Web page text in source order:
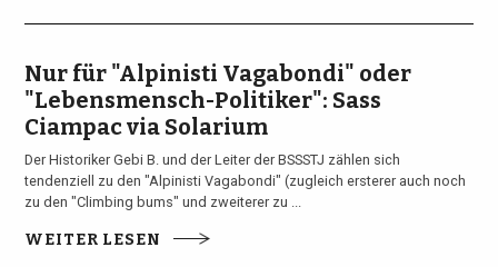
Nur für "Alpinisti Vagabondi" oder
"Lebensmensch-Politiker": Sass
Ciampac via Solarium
Der Historiker Gebi B. und der Leiter der BSSSTJ zählen sich
tendenziell zu den "Alpinisti Vagabondi" (zugleich ersterer auch noch
zu den "Climbing bums" und zweiterer zu ...
WEITER LESEN